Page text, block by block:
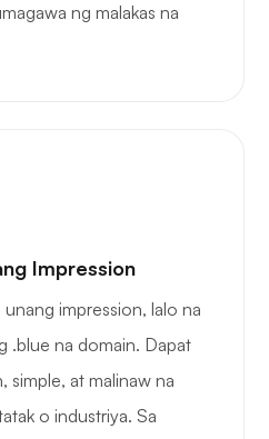
ng malakas na
Impression
unang impression, lalo na
.blue na domain. Dapat
simple, at malinaw na
o industriya. Sa